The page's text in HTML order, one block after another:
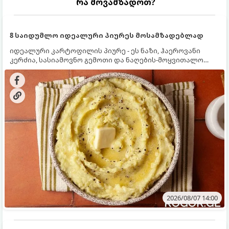
8 საიდუმლო იდეალური პიურეს მოსამზადებლად
იდეალური კარტოფილის პიურე - ეს ნაზი, ჰაეროვანი
კერძია, სასიამოვნო გემოთი და ნაღების-მოყვითალო
ფერით. მისი მომზადება ძალიან მარტივია, მაგრამ
არსებობს რამდენიმე საიდუმლო, რომლებიც უნდა
იცოდეთ, რომ პიურე იდეალურად გემრიელი გამოვიდეს.
2026/08/07 14:00